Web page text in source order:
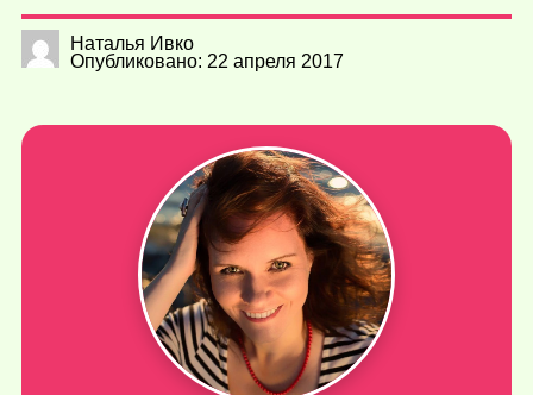
Наталья Ивко
Опубликовано: 22 апреля 2017